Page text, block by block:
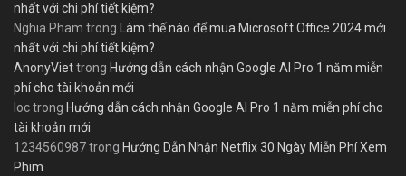
nhất với chi phí tiết kiệm?
Nghia Pham trong
Làm thế nào để mua Microsoft Office 2024 mới
nhất với chi phí tiết kiệm?
AnonyViettrong Hướng dẫn cách nhận Google AI Pro 1 năm miễn
phí cho tài khoản mới
loctrong Hướng dẫn cách nhận Google AI Pro 1 năm miễn phí cho
tài khoản mới
1234560987trong Hướng Dẫn Nhận Netflix 30 Ngày Miễn Phí Xem
Phim